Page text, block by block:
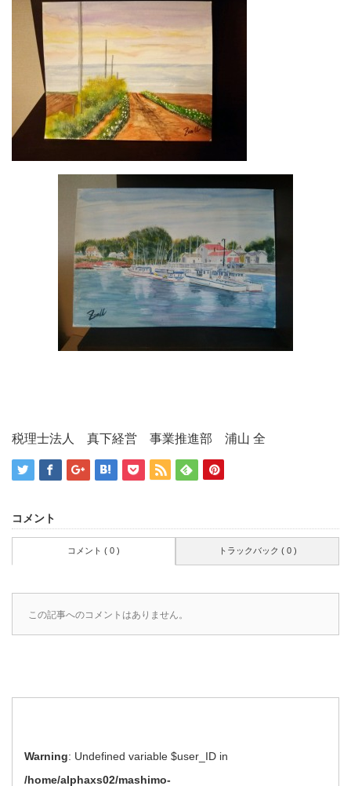
税理士法人 真下経営 事業推進部 浦山 全
コメント
コメント ( 0 ) トラックバック ( 0 )
この記事へのコメントはありません。
Warning
: Undefined variable $user_ID in
/home/alphaxs02/mashimo-